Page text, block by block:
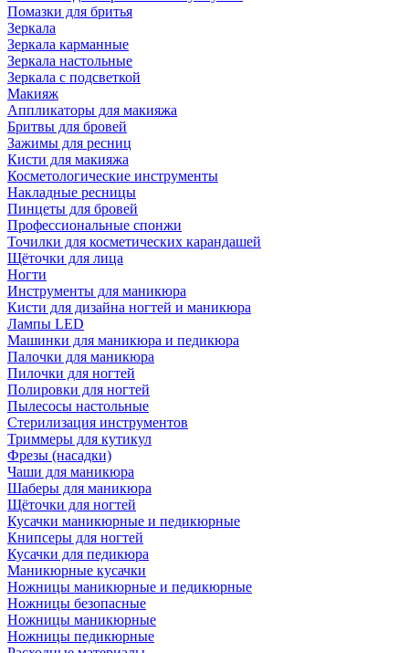
Помазки для бритья
Зеркала
Зеркала карманные
Зеркала настольные
Зеркала с подсветкой
Макияж
Аппликаторы для макияжа
Бритвы для бровей
Зажимы для ресниц
Кисти для макияжа
Косметологические инструменты
Накладные ресницы
Пинцеты для бровей
Профессиональные спонжи
Точилки для косметических карандашей
Щёточки для лица
Ногти
Инструменты для маникюра
Кисти для дизайна ногтей и маникюра
Лампы LED
Машинки для маникюра и педикюра
Палочки для маникюра
Пилочки для ногтей
Полировки для ногтей
Пылесосы настольные
Стерилизация инструментов
Триммеры для кутикул
Фрезы (насадки)
Чаши для маникюра
Шаберы для маникюра
Щёточки для ногтей
Кусачки маникюрные и педикюрные
Книпсеры для ногтей
Кусачки для педикюра
Маникюрные кусачки
Ножницы маникюрные и педикюрные
Ножницы безопасные
Ножницы маникюрные
Ножницы педикюрные